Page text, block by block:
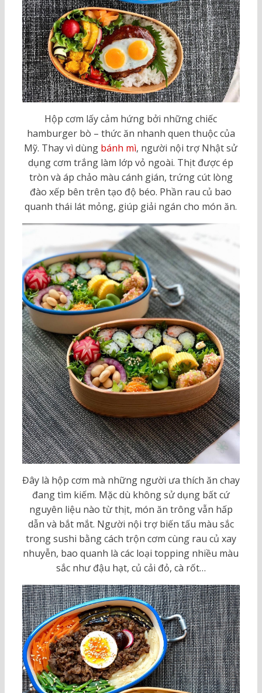
Hộp cơm lấy cảm hứng bởi những chiếc
hamburger bò – thức ăn nhanh quen thuộc của
Mỹ. Thay vì dùng bánh mì, người nội trợ Nhật sử
dụng cơm trắng làm lớp vỏ ngoài. Thịt được ép
tròn và áp chảo màu cánh gián, trứng cút lòng
đào xếp bên trên tạo độ béo. Phần rau củ bao
quanh thái lát mỏng, giúp giải ngán cho món ăn.
Đây là hộp cơm mà những người ưa thích ăn chay
đang tìm kiếm. Mặc dù không sử dụng bất cứ
nguyên liệu nào từ thịt, món ăn trông vẫn hấp
dẫn và bắt mắt. Người nội trợ biến tấu màu sắc
trong sushi bằng cách trộn cơm cùng rau củ xay
nhuyễn, bao quanh là các loại topping nhiều màu
sắc như đậu hạt, củ cải đỏ, cà rốt…